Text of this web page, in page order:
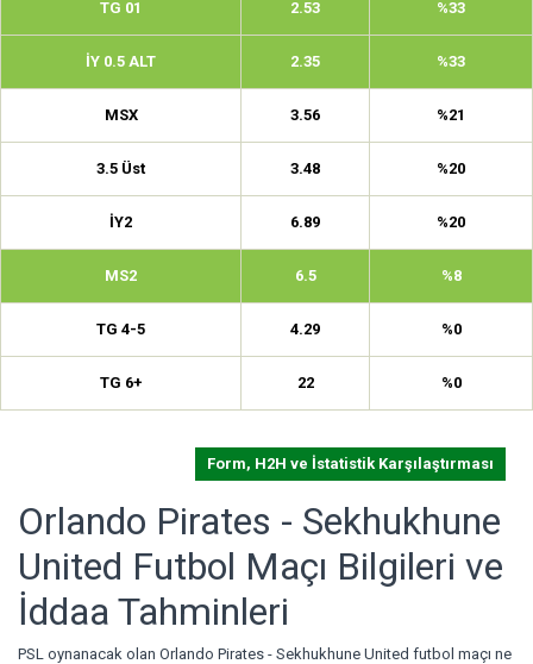
TG 01 2.53 %33
İY 0.5 ALT 2.35 %33
MSX 3.56 %21
3.5 Üst 3.48 %20
İY2 6.89 %20
MS2 6.5 %8
TG 4-5 4.29 %0
TG 6+ 22 %0
Form, H2H ve İstatistik Karşılaştırması
Orlando Pirates - Sekhukhune
United Futbol Maçı Bilgileri ve
İddaa Tahminleri
PSL oynanacak olan Orlando Pirates - Sekhukhune United futbol maçı ne